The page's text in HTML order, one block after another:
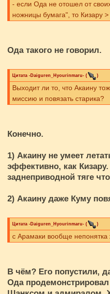
- если Ода не отошел от
ножницы бумага", то Кизару >
Ода такого не говорил.
Цитата -Daiguren_Hyourinmaru- ( )
Выходит ли то, что Акаину
миссию и повязать старика?
Конечно.
1) Акаину не умеет
эффективно, как
заднеприводной тяге
2) Акаину даже Куму
Цитата -Daiguren_Hyourinmaru- ( )
с Арамаки вообще непонятка
В чём? Его попустили,
Ода